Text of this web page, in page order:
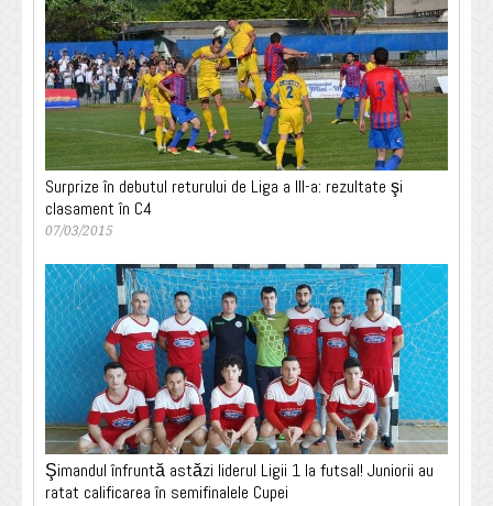
Surprize în debutul returului de Liga a III-a: rezultate şi
clasament în C4
07/03/2015
Şimandul înfruntă astăzi liderul Ligii 1 la futsal! Juniorii au
ratat calificarea în semifinalele Cupei